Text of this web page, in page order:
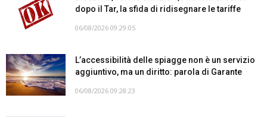
dopo il Tar, la sfida di ridisegnare le tariffe
06/08/2026 09:29:05
L’accessibilità delle spiagge non è un servizio
aggiuntivo, ma un diritto: parola di Garante
06/08/2026 09:28:23